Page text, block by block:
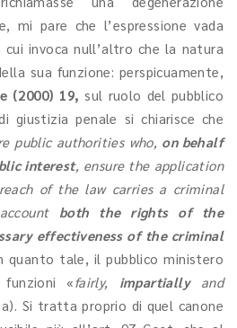
mi pare che l’espressione vada
invoca null’altro che la natura
sua funzione: perspicuamente,
(2000) 19, sul ruolo del pubblico
giustizia penale si chiarisce che
public authorities who, on behalf
interest, ensure the application
of the law carries a criminal
both the rights of the
effectiveness of the criminal
quanto tale, il pubblico ministero
«fairly, impartiallyand
Si tratta proprio di quel canone